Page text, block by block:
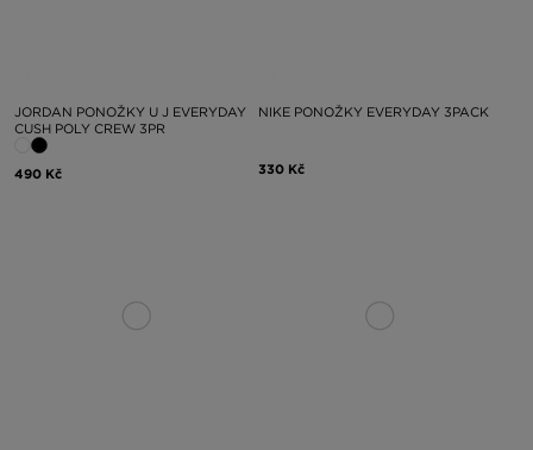
JORDAN PONOŽKY U J EVERYDAY
CUSH POLY CREW 3PR
490 Kč
NIKE PONOŽKY EVERYDAY 3PACK
330 Kč